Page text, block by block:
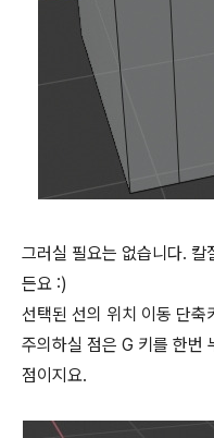
그러실 필요는 없습니다. 칼
든요 :)
선택된 선의 위치 이동 단축
주의하실 점은 G 키를 한번
점이지요.